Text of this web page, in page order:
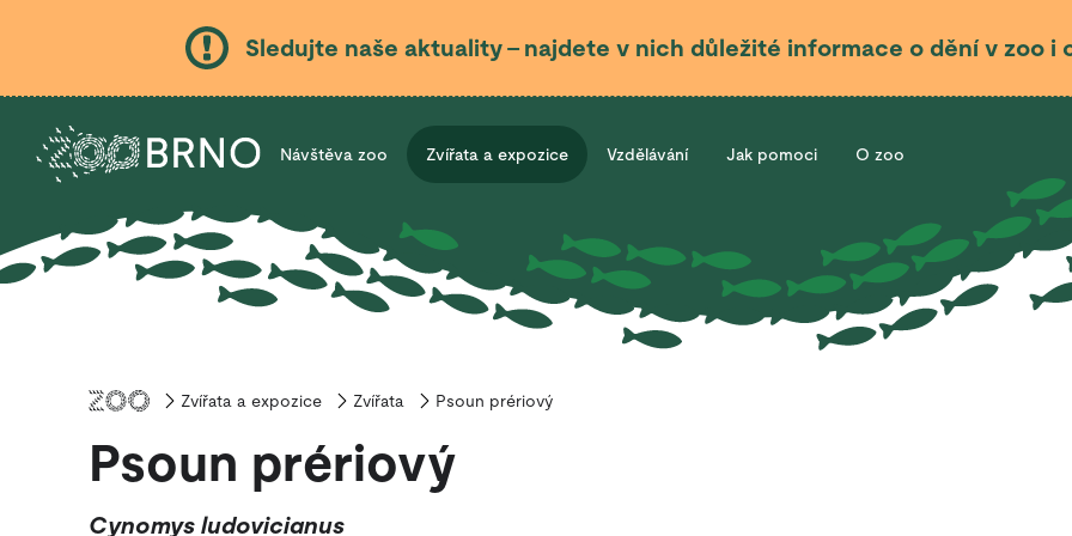
Sledujte naše aktuality – najdete v nich důležité informace o dění v zoo i
Návštěva zoo Zvířata a expozice Vzdělávání Jak pomoci O zoo
Úvod
Zvířata a expozice Zvířata Psoun prériový
Psoun prériový
Cynomys ludovicianus